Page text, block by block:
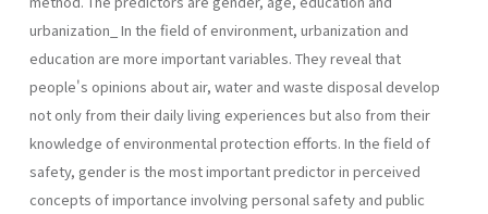
urbanization_ In the field of environment, urbanization and
education are more important variables. They reveal that
people's opinions about air, water and waste disposal develop
not only from their daily living experiences but also from their
knowledge of environmental protection efforts. In the field of
safety, gender is the most important predictor in perceived
concepts of importance involving personal safety and public